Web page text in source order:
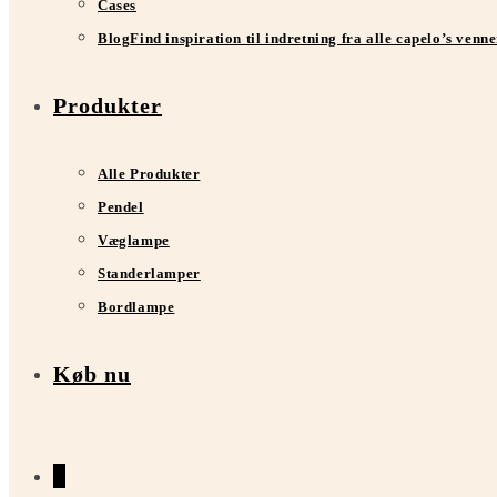
Cases
BlogFind inspiration til indretning fra alle capelo’s
Produkter
Alle Produkter
Pendel
Væglampe
Standerlamper
Bordlampe
Køb nu